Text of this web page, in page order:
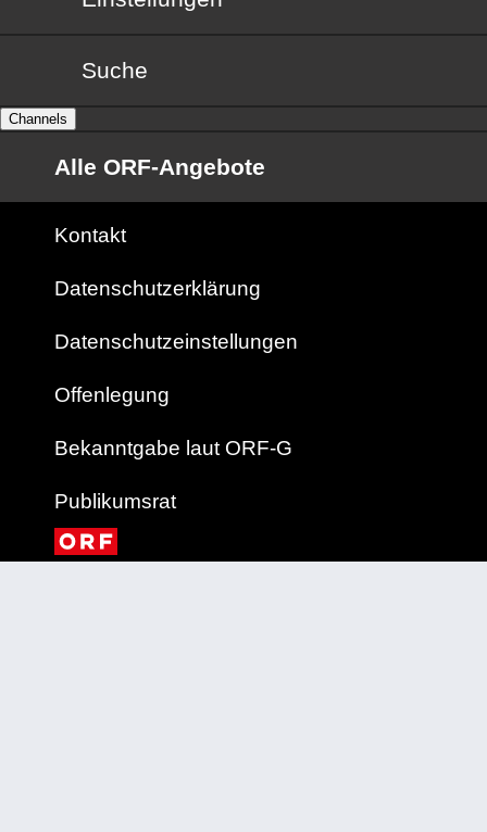
Suche
Channels
Alle ORF-Angebote
Kontakt
Datenschutzerklärung
Datenschutzeinstellungen
Offenlegung
Bekanntgabe laut ORF-G
Publikumsrat